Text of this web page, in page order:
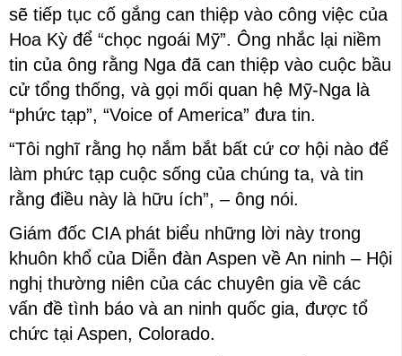
sẽ tiếp tục cố gắng can thiệp vào công việc của
Hoa Kỳ để “chọc ngoái Mỹ”. Ông nhắc lại niềm
tin của ông rằng Nga đã can thiệp vào cuộc bầu
cử tổng thống, và gọi mối quan hệ Mỹ-Nga là
“phức tạp”, “Voice of America” đưa tin.
“Tôi nghĩ rằng họ nắm bắt bất cứ cơ hội nào để
làm phức tạp cuộc sống của chúng ta, và tin
rằng điều này là hữu ích”, – ông nói.
Giám đốc CIA phát biểu những lời này trong
khuôn khổ của Diễn đàn Aspen về An ninh – Hội
nghị thường niên của các chuyên gia về các
vấn đề tình báo và an ninh quốc gia, được tổ
chức tại Aspen, Colorado.